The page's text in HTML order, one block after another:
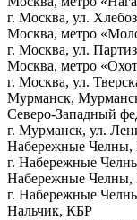
г. Москва, ул.
Москва, метро
г. Москва, ул.
Москва, метро
г. Москва, ул.
Мурманск,
Северо-Западный
г. Мурманск, ул.
Набережные Челны,
г. Набережные
Набережные Челны,
г. Набережные
Нальчик, КБР